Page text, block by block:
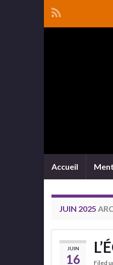
Accueil
JUIN 2025
JUIN
16 Filed